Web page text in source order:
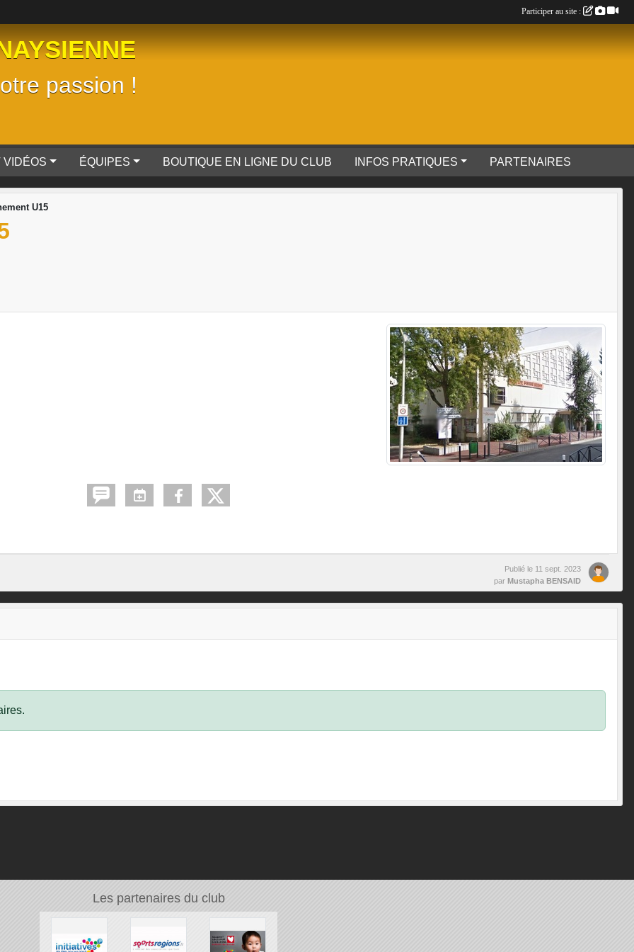
passion !
VIDÉOS ÉQUIPES BOUTIQUE EN LIGNE DU CLUB INFOS PRATIQUES PARTENAIRES
U15
Publié le 11 sept. 2023
par Mustapha BENSAID
Les partenaires du club
Participer au site :